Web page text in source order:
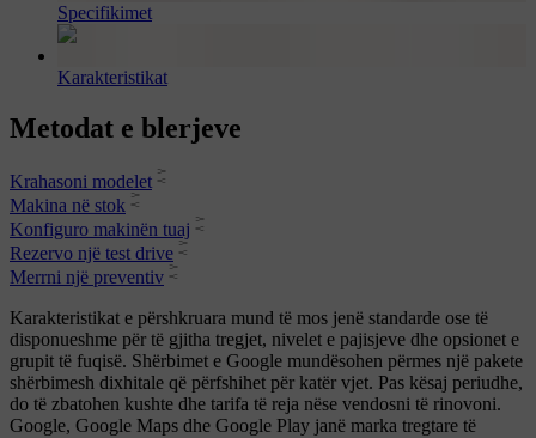
Specifikimet
Karakteristikat
Metodat e blerjeve
Krahasoni modelet
Makina në stok
Konfiguro makinën tuaj
Rezervo një test drive
Merrni një preventiv
Karakteristikat e përshkruara mund të mos jenë standarde ose të
disponueshme për të gjitha tregjet, nivelet e pajisjeve dhe opsionet e
grupit të fuqisë. Shërbimet e Google mundësohen përmes një pakete
shërbimesh dixhitale që përfshihet për katër vjet. Pas kësaj periudhe,
do të zbatohen kushte dhe tarifa të reja nëse vendosni të rinovoni.
Google, Google Maps dhe Google Play janë marka tregtare të